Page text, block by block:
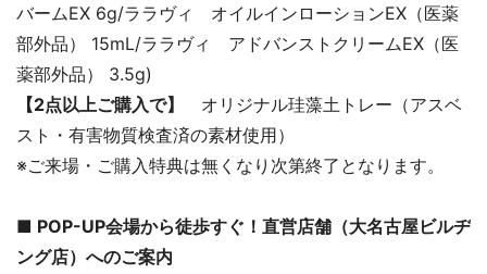
バームEX 6g/ララヴィ オイルインローションEX（医薬
部外品） 15mL/ララヴィ アドバンストクリームEX（医
薬部外品） 3.5g)
【2点以上ご購入で】 オリジナル珪藻土トレー（アスベ
スト・有害物質検査済の素材使用）
※ご来場・ご購入特典は無くなり次第終了となります。
■ POP-UP会場から徒歩すぐ！直営店舗（大名古屋ビルヂ
ング店）へのご案内